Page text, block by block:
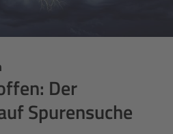
Der
Spurensuche